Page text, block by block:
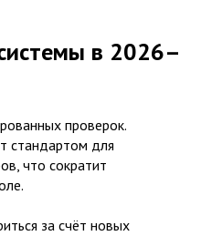
в 2026–
проверок.
стандартом для
что сократит
за счёт новых